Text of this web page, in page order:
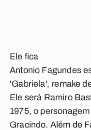
Ele fica
Antonio Fagundes
'Gabriela', remake
Ele será Ramiro
1975, o
Gracindo. Além de